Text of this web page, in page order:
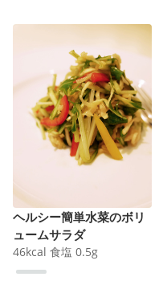
ヘルシー簡単水菜のボリ
ュームサラダ
46kcal 食塩 0.5g